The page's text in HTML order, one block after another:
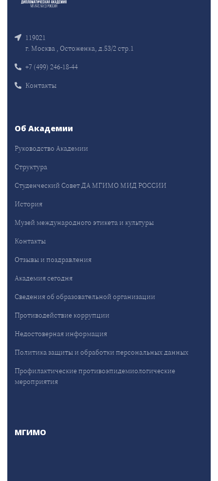
119021
г. Москва , Остоженка, д.53/2 стр.1
+7 (499) 246-18-44
Контакты
Об Академии
Руководство Академии
Структура
Студенческий Совет ДА МГИМО МИД РОССИИ
История
Музей международного этикета и культуры
Контакты
Отзывы и поздравления
Академия сегодня
Сведения об образовательной организации
Противодействие коррупции
Недостоверная информация
Политика защиты и обработки персональных данных
Профилактические противоэпидемиологические
мероприятия
МГИМО